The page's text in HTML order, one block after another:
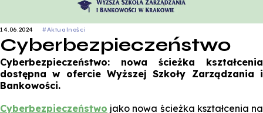
14.06.2024 #Aktualności
Cyberbezpieczeństwo
Cyberbezpieczeństwo: nowa ścieżka kształcenia
dostępna w ofercie Wyższej Szkoły Zarządzania i
Bankowości.
Cyberbezpieczeństwo jako nowa ścieżka kształcenia na